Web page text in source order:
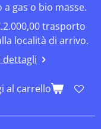
gas o bio masse.
trasporto
località di arrivo.
dettagli
al carrello